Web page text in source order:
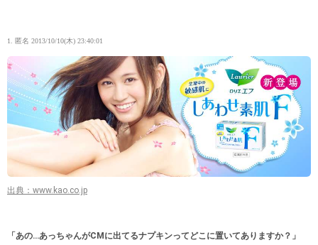
1. 匿名 2013/10/10(木) 23:40:01
出典：www.kao.co.jp
「あの…あっちゃんがCMに出てるナプキンってどこに置いてありますか？」